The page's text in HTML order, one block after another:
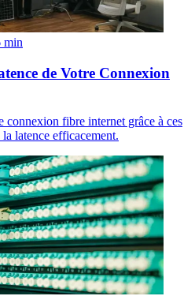
min
de Votre Connexion
fibre internet grâce à ces
latence efficacement.